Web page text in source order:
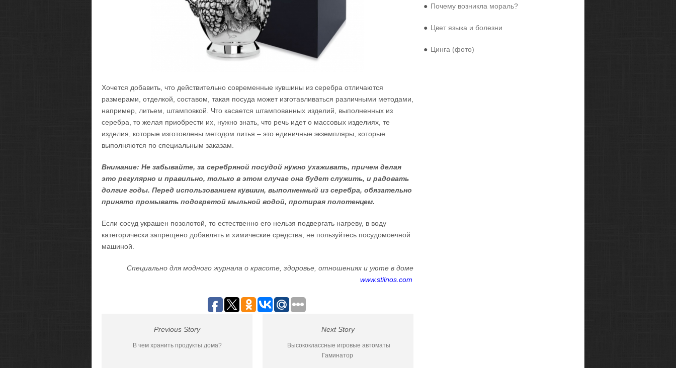
Хочется добавить, что действительно современные кувшины из серебра отличаются
размерами, отделкой, составом, такая посуда может изготавливаться различными методами,
например, литьем, штамповкой. Что касается штампованных изделий, выполненных из
серебра, то желая приобрести их, нужно знать, что речь идет о массовых изделиях, те
изделия, которые изготовлены методом литья – это единичные экземпляры, которые
выполняются по специальным заказам.
Внимание: Не забывайте, за серебряной посудой нужно ухаживать, причем делая
это регулярно и правильно, только в этом случае она будет служить, и радовать
долгие годы. Перед использованием кувшин, выполненный из серебра, обязательно
принято промывать подогретой мыльной водой, протирая полотенцем.
Если сосуд украшен позолотой, то естественно его нельзя подвергать нагреву, в воду
категорически запрещено добавлять и химические средства, не пользуйтесь посудомоечной
машиной.
Специально для модного журнала о красоте, здоровье, отношениях и уюте в доме
www.stilnos.com
Previous Story
В чем хранить продукты дома?
Next Story
Высококлассные игровые автоматы
Гаминатор
● Почему возникла мораль?
● Цвет языка и болезни
● Цинга (фото)